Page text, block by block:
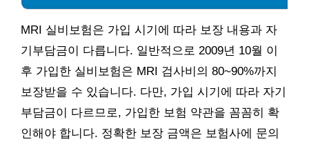
MRI 실비보험은 가입 시기에 따라 보장 내용과 자
기부담금이 다릅니다. 일반적으로 2009년 10월 이
후 가입한 실비보험은 MRI 검사비의 80~90%까지
보장받을 수 있습니다. 다만, 가입 시기에 따라 자기
부담금이 다르므로, 가입한 보험 약관을 꼼꼼히 확
인해야 합니다. 정확한 보장 금액은 보험사에 문의